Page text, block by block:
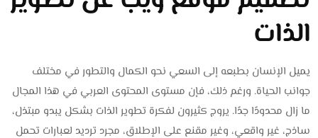
الذات
يميل الإنسان بطبعه إلى السعي نحو الكمال والتطور في مختلف
جوانب الحياة. ورغم ذلك، فإن مستوى المحتوى العربي في هذا المجال
ما زال محدودًا جدًا. يروج كثيرون لفكرة تطوير الذات بشكل يبدو مبتذل،
ساذج، غير واقعي، وغير مقنع على الإطلاق، مجرد ترديد لعبارات تحمل